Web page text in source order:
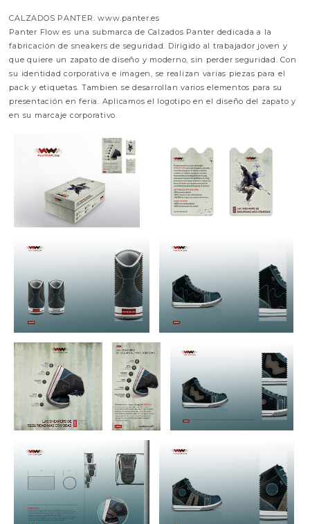
CALZADOS PANTER. www.panter.es
Panter Flow es una submarca de Calzados Panter dedicada a la
fabricación de sneakers de seguridad. Dirigido al trabajador joven y
que quiere un zapato de diseño y moderno, sin perder seguridad. Con
su identidad corporativa e imagen, se realizan varias piezas para el
pack y etiquetas. Tambien se desarrollan varios elementos para su
presentación en feria. Aplicamos el logotipo en el diseño del zapato y
en su marcaje corporativo.